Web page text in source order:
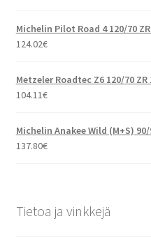
Michelin Pilot Road 4 120/70
124.02€
Metzeler Roadtec Z6 120/70
104.11€
Michelin Anakee Wild (M+S)
137.80€
Tietoa ja vinkkejä